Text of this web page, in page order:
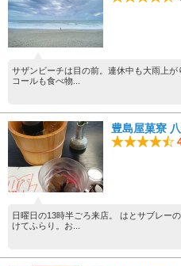
サザンビーチは目の前。連休中も大雨上
コールも食べ物...
豊島屋菓寮
日曜日の13時半ごろ来店。 はとサブレー
けてふらり。お...